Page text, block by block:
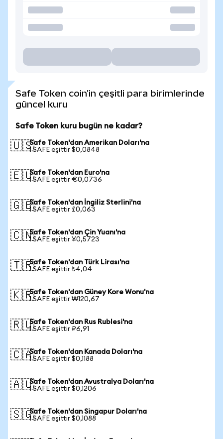
Safe Token coin'in çeşitli para birimlerinde
güncel kuru
Safe Token kuru bugün ne kadar?
🇺🇸Safe Token'dan Amerikan Doları'na
1 SAFE eşittir $0,0848
🇪🇺Safe Token'dan Euro'na
1 SAFE eşittir €0,0736
🇬🇧Safe Token'dan İngiliz Sterlini'na
1 SAFE eşittir £0,063
🇨🇳Safe Token'dan Çin Yuanı'na
1 SAFE eşittir ¥0,5723
🇹🇷Safe Token'dan Türk Lirası'na
1 SAFE eşittir ₺4,04
🇰🇷Safe Token'dan Güney Kore Wonu'na
1 SAFE eşittir ₩120,67
🇷🇺Safe Token'dan Rus Rublesi'na
1 SAFE eşittir ₽6,91
🇨🇦Safe Token'dan Kanada Doları'na
1 SAFE eşittir $0,1188
🇦🇺Safe Token'dan Avustralya Doları'na
1 SAFE eşittir $0,1206
🇸🇬Safe Token'dan Singapur Doları'na
1 SAFE eşittir $0,1088